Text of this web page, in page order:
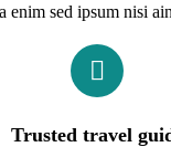
enim sed ipsum nisi
Trusted travel